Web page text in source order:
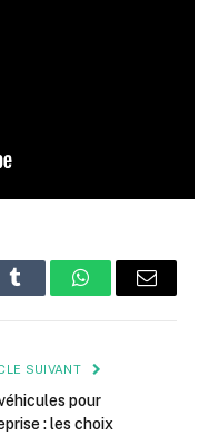
Tumblr WhatsApp
E-
SUIVANT
pour
: les choix